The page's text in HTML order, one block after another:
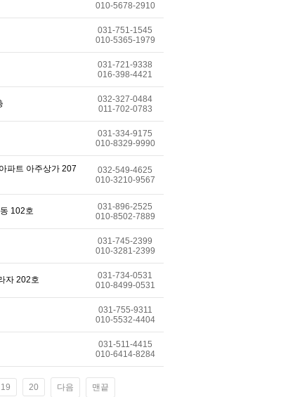
010-5678-2910
031-751-1545
010-5365-1979
031-721-9338
016-398-4421
032-327-0484
011-702-0783
031-334-9175
010-8329-9990
파트 아주상가 207
032-549-4625
010-3210-9567
102호
031-896-2525
010-8502-7889
031-745-2399
010-3281-2399
자 202호
031-734-0531
010-8499-0531
031-755-9311
010-5532-4404
031-511-4415
010-6414-8284
19 20 다음 맨끝